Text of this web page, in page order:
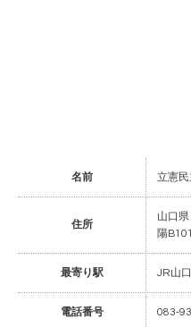
名前 立憲
住所
山口
陽B101
最寄り駅 JR山
電話番号 083-